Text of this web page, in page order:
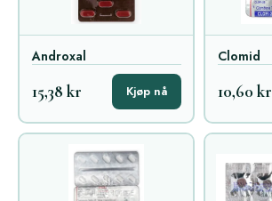
Androxal
15,38 kr Kjøp nå
Clomid
10,60 kr